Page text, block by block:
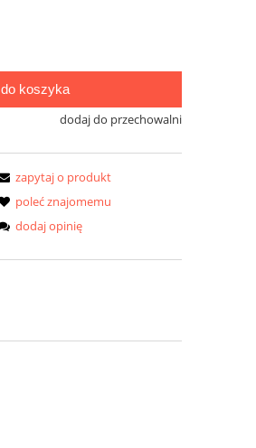
do koszyka
dodaj do przechowalni
zapytaj o produkt
poleć znajomemu
dodaj opinię